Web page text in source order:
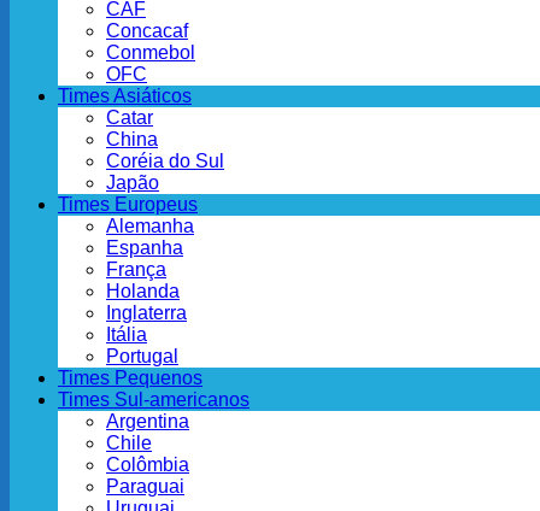
CAF
Concacaf
Conmebol
OFC
Times Asiáticos
Catar
China
Coréia do Sul
Japão
Times Europeus
Alemanha
Espanha
França
Holanda
Inglaterra
Itália
Portugal
Times Pequenos
Times Sul-americanos
Argentina
Chile
Colômbia
Paraguai